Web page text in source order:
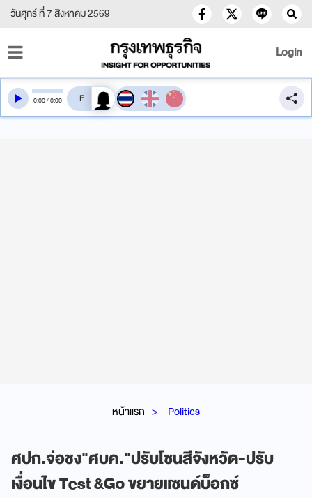
วันศุกร์ ที่ 7 สิงหาคม 2569
Login
หน้าแรก Politics
ศปก.จ่อชง"ศบค."ปรับโซนสีจังหวัด-ปรับ
เงื่อนไข Test &Go ขยายแซนด์บ็อกซ์
0:00/0:00 สลับเสียงอ่าน